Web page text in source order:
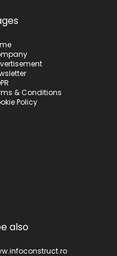
& Conditions
Policy
also